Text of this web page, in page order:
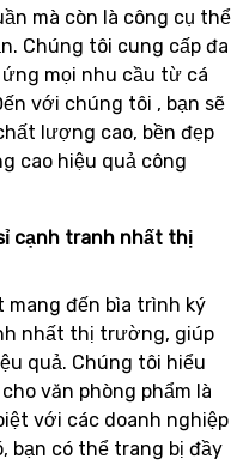
mà còn là công cụ thể
Chúng tôi cung cấp đa
mọi nhu cầu từ cá
với chúng tôi , bạn sẽ
lượng cao, bền đẹp
cao hiệu quả công
cạnh tranh nhất thị
mang đến bìa trình ký
nhất thị trường, giúp
quả. Chúng tôi hiểu
văn phòng phẩm là
với các doanh nghiệp
bạn có thể trang bị đầy